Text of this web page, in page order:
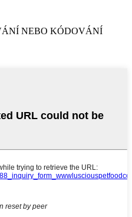
NEBO KÓDOVÁNÍ